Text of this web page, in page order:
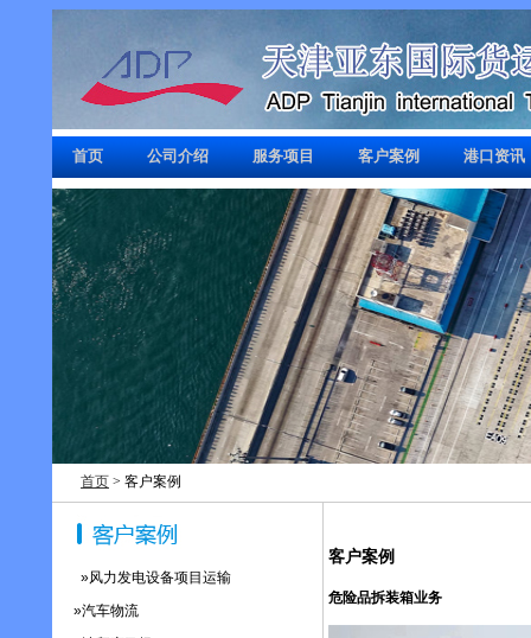
首页 公司介绍 服务项目 客户案例 港口资讯
首页 > 客户案例
»风力发电设备项目运输
»汽车物流
客户案例
危险品拆装箱业务